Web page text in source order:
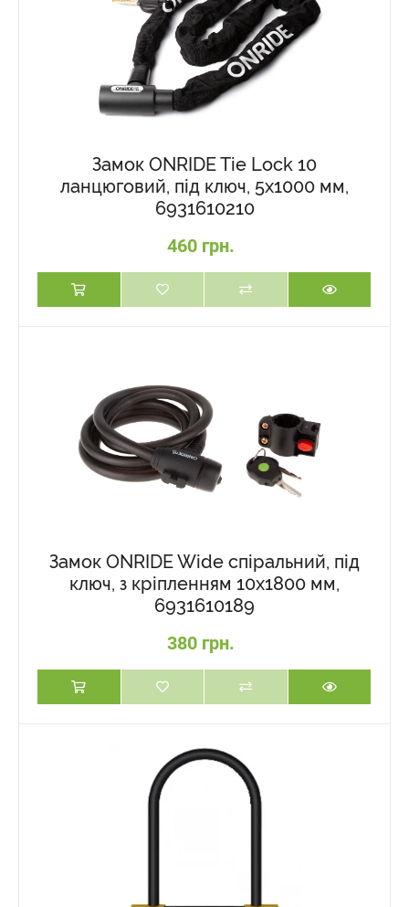
Замок ONRIDE Tie Lock 10
ланцюговий, під ключ, 5x1000 мм,
6931610210
460 грн.
Замок ONRIDE Wide спіральний, під
ключ, з кріпленням 10x1800 мм,
6931610189
380 грн.